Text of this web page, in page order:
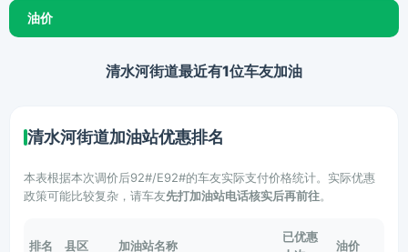
油价
清水河街道最近有1位车友加油
清水河街道加油站优惠排名
本表根据本次调价后92#/E92#的车友实际支付价格统计。实际优惠
政策可能比较复杂，请车友先打加油站电话核实后再前往。
排名 县区 加油站名称
已优惠
油价